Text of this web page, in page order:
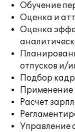
Обучение
Оценка и
Оценка
отпусков и/
Подбор
Применение
Расчет
Управление